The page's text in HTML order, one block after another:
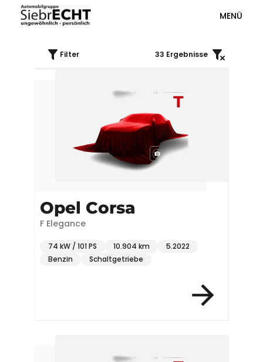
MENÜ
Filter 33 Ergebnisse
Opel Corsa
F Elegance
74 kW / 101 PS 10.904 km
5.2022
Benzin
Schaltgetriebe